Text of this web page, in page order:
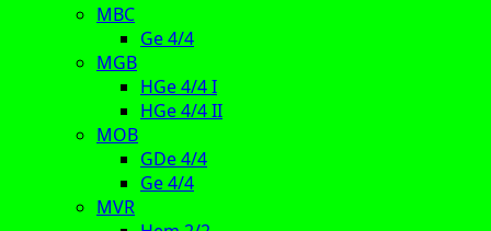
MBC
Ge 4/4
MGB
HGe 4/4 I
HGe 4/4 II
MOB
GDe 4/4
Ge 4/4
MVR